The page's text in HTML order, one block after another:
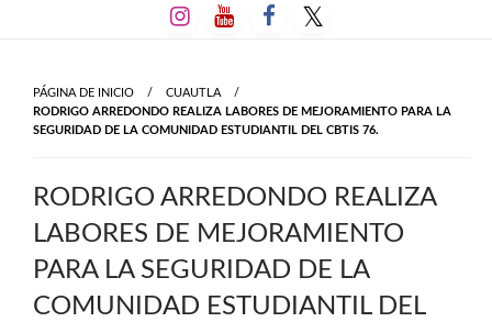
al
PÁGINA DE INICIO
CUAUTLA
RODRIGO ARREDONDO REALIZA LABORES DE MEJORAMIENTO PARA LA
SEGURIDAD DE LA COMUNIDAD ESTUDIANTIL DEL CBTIS 76.
RODRIGO ARREDONDO REALIZA
LABORES DE MEJORAMIENTO
PARA LA SEGURIDAD DE LA
COMUNIDAD ESTUDIANTIL DEL